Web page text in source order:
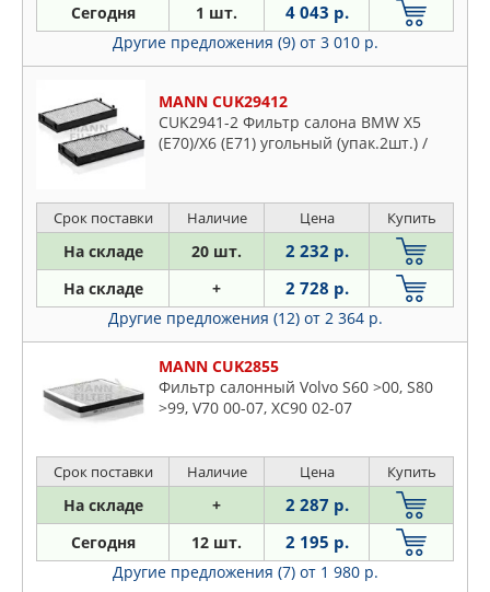
Сегодня 1 шт. 4 043 р.
Другие предложения (9) от 3 010 р.
MANN CUK29412
CUK2941-2 Фильтр салона BMW X5
(E70)/X6 (E71) угольный (упак.2шт.) /
Срок поставки Наличие Цена Купить
На складе 20 шт. 2 232 р.
На складе + 2 728 р.
Другие предложения (12) от 2 364 р.
MANN CUK2855
Фильтр салонный Volvo S60 >00, S80
>99, V70 00-07, XC90 02-07
Срок поставки Наличие Цена Купить
На складе + 2 287 р.
Сегодня 12 шт. 2 195 р.
Другие предложения (7) от 1 980 р.